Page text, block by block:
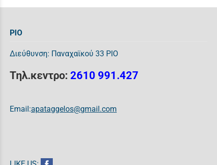
ΡΙΟ
Διεύθυνση: Παναχαϊκού 33 ΡΙΟ
Τηλ.κεντρο: 2610 991.427
Email:apataggelos@gmail.com